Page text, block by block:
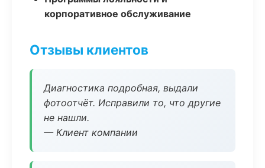
корпоративное обслуживание
Отзывы клиентов
Диагностика подробная, выдали
фотоотчёт. Исправили то, что другие
не нашли.
— Клиент компании